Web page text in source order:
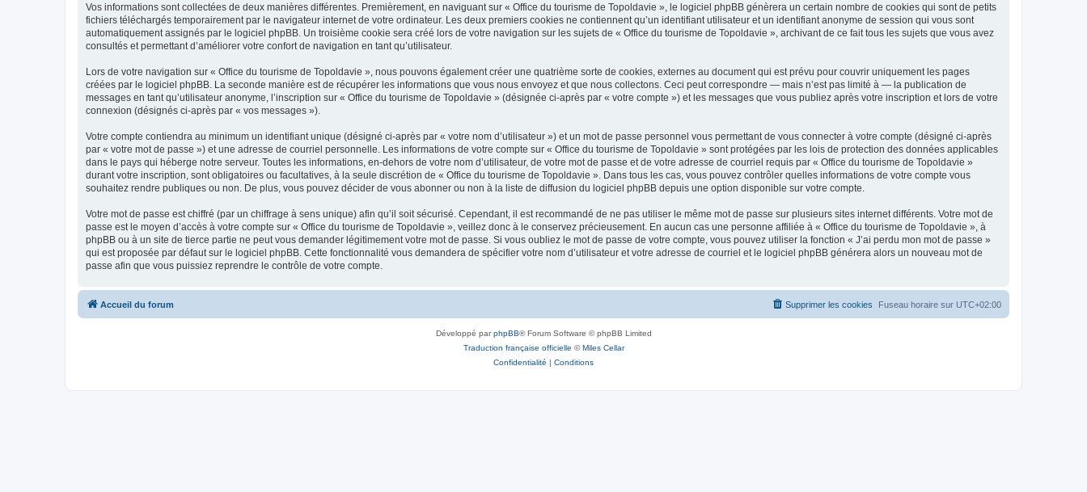
Vos informations sont collectées de deux manières différentes. Premièrement, en naviguant sur « Office du tourisme de Topoldavie », le logiciel phpBB génèrera un certain nombre de cookies qui sont de petits
fichiers téléchargés temporairement par le navigateur internet de votre ordinateur. Les deux premiers cookies ne contiennent qu’un identifiant utilisateur et un identifiant anonyme de session qui vous sont
automatiquement assignés par le logiciel phpBB. Un troisième cookie sera créé lors de votre navigation sur les sujets de « Office du tourisme de Topoldavie », archivant de ce fait tous les sujets que vous avez
consultés et permettant d’améliorer votre confort de navigation en tant qu’utilisateur.
Lors de votre navigation sur « Office du tourisme de Topoldavie », nous pouvons également créer une quatrième sorte de cookies, externes au document qui est prévu pour couvrir uniquement les pages
créées par le logiciel phpBB. La seconde manière est de récupérer les informations que vous nous envoyez et que nous collectons. Ceci peut correspondre — mais n’est pas limité à — la publication de
messages en tant qu’utilisateur anonyme, l’inscription sur « Office du tourisme de Topoldavie » (désignée ci-après par « votre compte ») et les messages que vous publiez après votre inscription et lors de votre
connexion (désignés ci-après par « vos messages »).
Votre compte contiendra au minimum un identifiant unique (désigné ci-après par « votre nom d’utilisateur ») et un mot de passe personnel vous permettant de vous connecter à votre compte (désigné ci-après
par « votre mot de passe ») et une adresse de courriel personnelle. Les informations de votre compte sur « Office du tourisme de Topoldavie » sont protégées par les lois de protection des données applicables
dans le pays qui héberge notre serveur. Toutes les informations, en-dehors de votre nom d’utilisateur, de votre mot de passe et de votre adresse de courriel requis par « Office du tourisme de Topoldavie »
durant votre inscription, sont obligatoires ou facultatives, à la seule discrétion de « Office du tourisme de Topoldavie ». Dans tous les cas, vous pouvez contrôler quelles informations de votre compte vous
souhaitez rendre publiques ou non. De plus, vous pouvez décider de vous abonner ou non à la liste de diffusion du logiciel phpBB depuis une option disponible sur votre compte.
Votre mot de passe est chiffré (par un chiffrage à sens unique) afin qu’il soit sécurisé. Cependant, il est recommandé de ne pas utiliser le même mot de passe sur plusieurs sites internet différents. Votre mot de
passe est le moyen d’accès à votre compte sur « Office du tourisme de Topoldavie », veillez donc à le conservez précieusement. En aucun cas une personne affiliée à « Office du tourisme de Topoldavie », à
phpBB ou à un site de tierce partie ne peut vous demander légitimement votre mot de passe. Si vous oubliez le mot de passe de votre compte, vous pouvez utiliser la fonction « J’ai perdu mon mot de passe »
qui est proposée par défaut sur le logiciel phpBB. Cette fonctionnalité vous demandera de spécifier votre nom d’utilisateur et votre adresse de courriel et le logiciel phpBB générera alors un nouveau mot de
passe afin que vous puissiez reprendre le contrôle de votre compte.
Accueil du forum Fuseau horaire sur UTC+02:00
Supprimer les cookies
Développé parphpBB® Forum Software © phpBB Limited
Traduction française officielle ©Miles Cellar
Confidentialité | Conditions